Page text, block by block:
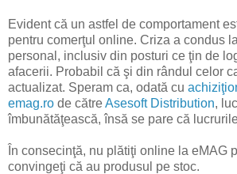
Evident că un astfel de comportament
pentru comerţul online. Criza a condus
personal, inclusiv din posturi ce ţin de
afacerii. Probabil că şi din rândul celor
actualizat. Speram ca, odată cu
emag.ro de cătreAsesoft Distribution,
îmbunătăţească, însă se pare că
În consecinţă, nu plătiţi online la eMAG
convingeţi că au produsul pe stoc.